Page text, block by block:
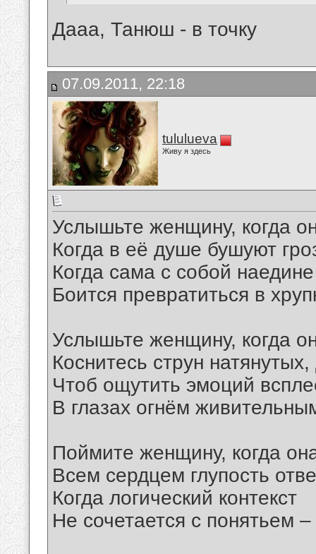
Дааа, Танюш - в точку
07.09.2011, 22:18
tululueva
Живу я здесь
Услышьте женщину, когда
Когда в её душе бушуют
Когда сама с собой наедине
Боится превратиться в
Услышьте женщину, когда
Коснитесь струн
Чтоб ощутить эмоций
В глазах огнём
Поймите женщину, когда
Всем сердцем глупость
Когда логический контекст
Не сочетается с понятьем